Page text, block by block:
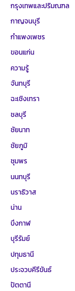
กรุงเทพและปริมณฑล
กาญจนบุรี
กำแพงเพชร
ขอนแก่น
ความรู้
จันทบุรี
ฉะเชิงเทรา
ชลบุรี
ชัยนาท
ชัยภูมิ
ชุมพร
นนทบุรี
นราธิวาส
น่าน
บึงกาฬ
บุรีรัมย์
ปทุมธานี
ประจวบคีรีขันธ์
ปัตตานี